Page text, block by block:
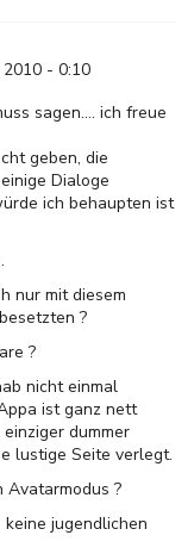
- 0:10
sagen.... ich freue
geben, die
Dialoge
ich behaupten ist
nur mit diesem
?
?
nicht einmal
ist ganz nett
dummer
lustige Seite verlegt.
Avatarmodus ?
jugendlichen